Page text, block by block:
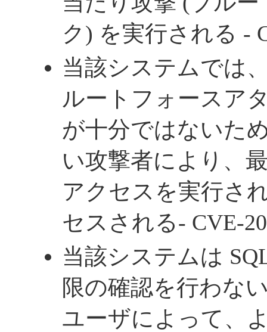
ク) を実行される -
当該システムでは
ルートフォースア
が十分ではないた
い攻撃者により、
アクセスを実行さ
セスされる- CVE-
当該システムは
限の確認を行わな
ユーザによって、